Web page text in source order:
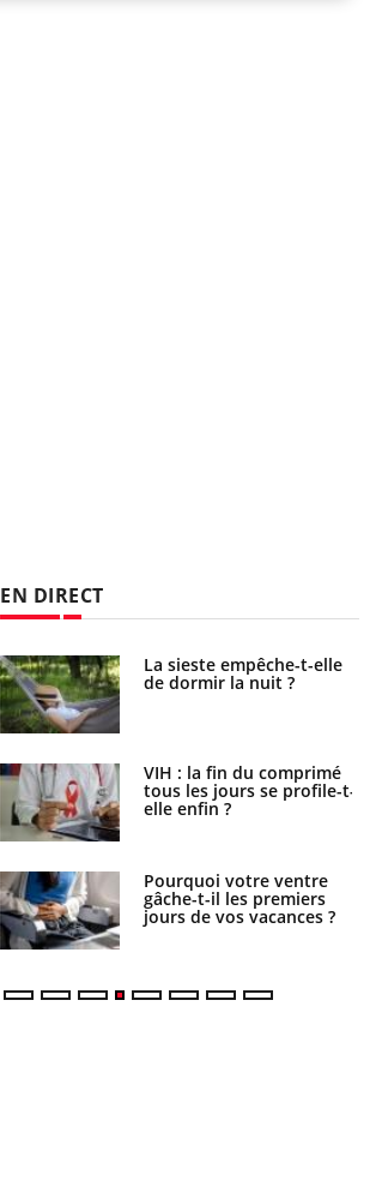
EN DIRECT
La sieste empêche-t-elle
de dormir la nuit ?
VIH : la fin du comprimé
tous les jours se profile-t-
elle enfin ?
Pourquoi votre ventre
gâche-t-il les premiers
jours de vos vacances ?